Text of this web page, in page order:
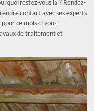
restez-vous là ? Rendez-
contact avec ses experts
ce mois-ci vous
de traitement et